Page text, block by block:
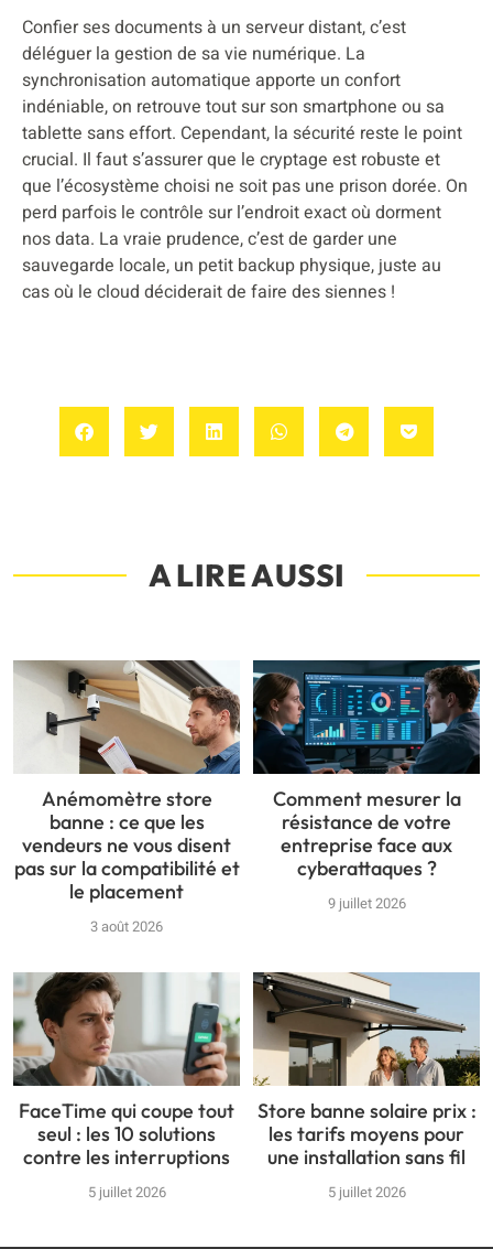
Confier ses documents à un serveur distant, c’est
déléguer la gestion de sa vie numérique. La
synchronisation automatique apporte un confort
indéniable, on retrouve tout sur son smartphone ou sa
tablette sans effort. Cependant, la sécurité reste le point
crucial. Il faut s’assurer que le cryptage est robuste et
que l’écosystème choisi ne soit pas une prison dorée. On
perd parfois le contrôle sur l’endroit exact où dorment
nos data. La vraie prudence, c’est de garder une
sauvegarde locale, un petit backup physique, juste au
cas où le cloud déciderait de faire des siennes !
A LIRE AUSSI
Anémomètre store
banne : ce que les
vendeurs ne vous disent
pas sur la compatibilité et
le placement
3 août 2026
Comment mesurer la
résistance de votre
entreprise face aux
cyberattaques ?
9 juillet 2026
FaceTime qui coupe tout
seul : les 10 solutions
contre les interruptions
5 juillet 2026
Store banne solaire prix :
les tarifs moyens pour
une installation sans fil
5 juillet 2026